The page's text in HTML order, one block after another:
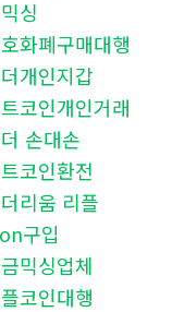
싱
화폐구매대행
개인지갑
코인개인거래
손대손
코인환전
리움 리플
구입
믹싱업체
코인대행